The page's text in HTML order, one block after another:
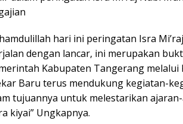
hari ini peringatan Isra
dengan lancar, ini merupakan
Kabupaten Tangerang melalui
Baru terus mendukung kegiatan-
tujuannya untuk melestarikan
kiyai” Ungkapnya.